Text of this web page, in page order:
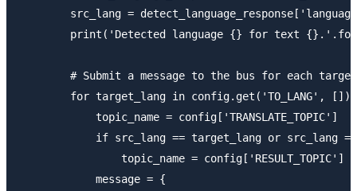
src_lang =
print('Detected language {} for text
# Submit a message to the bus for each
        for target_lang in config.get('TO_LANG', []):
            topic_name = config['TRANSLATE_TOPIC']
if src_lang == target_lang or src_lang
                topic_name = config['RESULT_TOPIC']
            message = {